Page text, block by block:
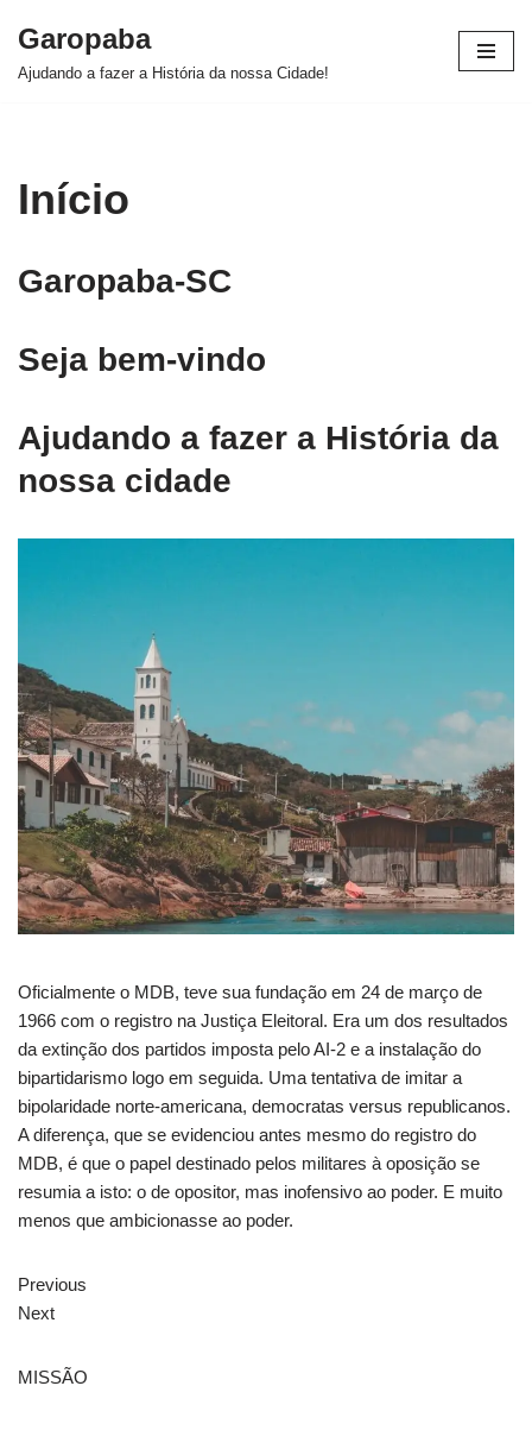
Pular
Garopaba
Ajudando a fazer a História da nossa Cidade!
Início
Garopaba-SC
Seja bem-vindo
Ajudando a fazer a História da
nossa cidade
Oficialmente o MDB, teve sua fundação em 24 de março de
1966 com o registro na Justiça Eleitoral. Era um dos resultados
da extinção dos partidos imposta pelo AI-2 e a instalação do
bipartidarismo logo em seguida. Uma tentativa de imitar a
bipolaridade norte-americana, democratas versus republicanos.
A diferença, que se evidenciou antes mesmo do registro do
MDB, é que o papel destinado pelos militares à oposição se
resumia a isto: o de opositor, mas inofensivo ao poder. E muito
menos que ambicionasse ao poder.
Previous
Next
MISSÃO